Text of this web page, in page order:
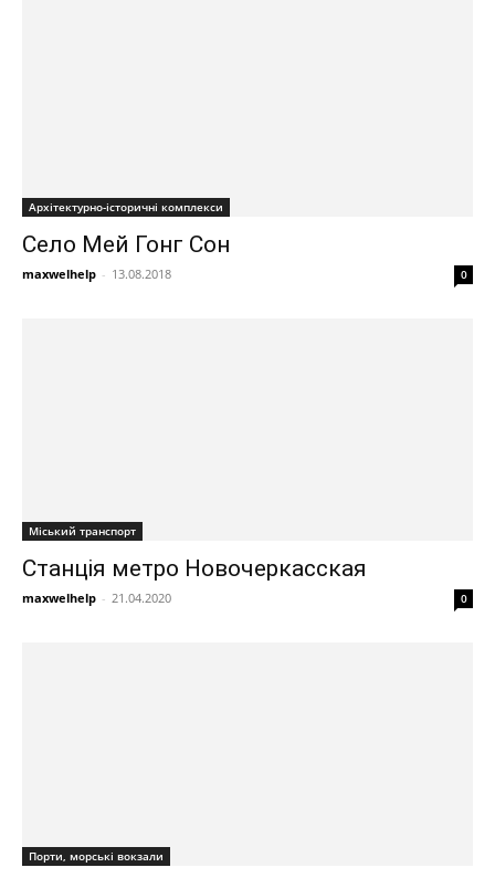
Архітектурно-історичні комплекси
Село Мей Гонг Сон
maxwelhelp - 13.08.2018 0
Міський транспорт
Станція метро Новочеркасская
maxwelhelp - 21.04.2020 0
Порти, морські вокзали